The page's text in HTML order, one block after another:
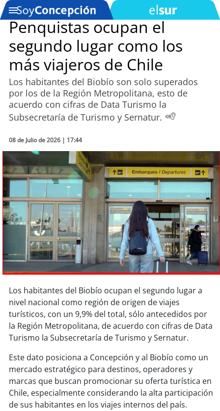
SOYTV
Podcast
Actualidad
Economía
Deportes
Tecnología
Sostenibilidad
soychile
soyarica
soyiquique
soycalama
soycopiapó
soyvalparaíso
Penquistas ocupan el
segundo lugar como los
más viajeros de Chile
Los habitantes del Biobío son solo superados
por los de la Región Metropolitana, esto de
acuerdo con cifras de Data Turismo la
Subsecretaría de Turismo y Sernatur.
08 de Julio de 2026 | 17:44
Los habitantes del Biobío ocupan el segundo lugar a
nivel nacional como región de origen de viajes
turísticos, con un 9,9% del total, sólo antecedidos por
la Región Metropolitana, de acuerdo con cifras de Data
Turismo la Subsecretaría de Turismo y Sernatur.
Este dato posiciona a Concepción y al Biobío como un
mercado estratégico para destinos, operadores y
marcas que buscan promocionar su oferta turística en
Chile, especialmente considerando la alta participación
de sus habitantes en los viajes internos del país.